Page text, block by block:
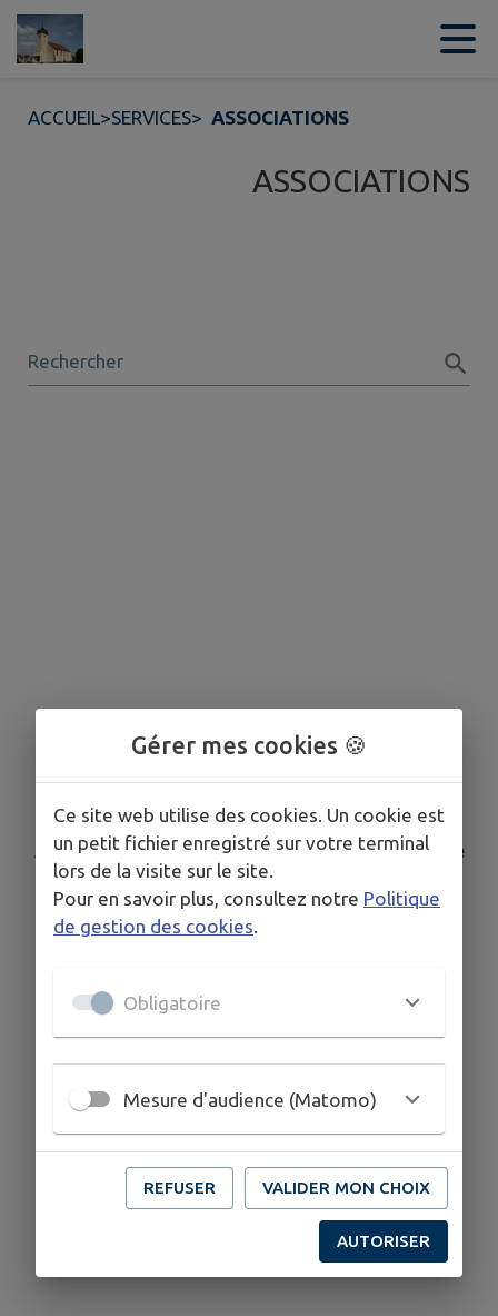
Contenu
ACCUEIL>SERVICES> ASSOCIATIONS
ASSOCIATIONS
Rechercher
Aucune association n'est référencée dans votre
commune
Gérer mes cookies 🍪
Ce site web utilise des cookies. Un cookie est
un petit fichier enregistré sur votre terminal
lors de la visite sur le site.
Pour en savoir plus, consultez notre Politique
de gestion des cookies.
Obligatoire
Mesure d'audience (Matomo)
REFUSER VALIDER MON CHOIX
AUTORISER